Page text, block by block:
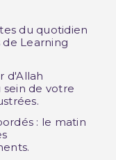
du quotidien
Learning
d'Allah
sein de votre
: le matin